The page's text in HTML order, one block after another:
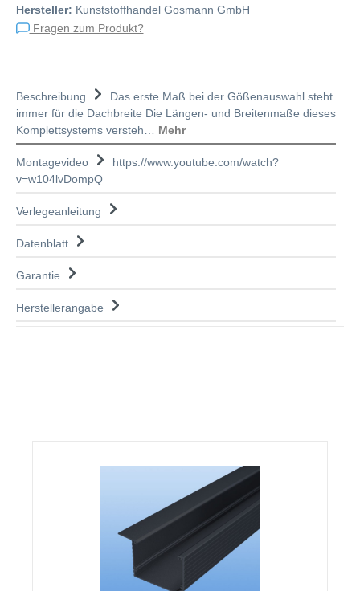
Hersteller: Kunststoffhandel Gosmann GmbH
Fragen zum Produkt?
Beschreibung
Das erste Maß bei der Gößenauswahl steht
immer für die Dachbreite Die Längen- und Breitenmaße dieses
Komplettsystems versteh… Mehr
Montagevideo
https://www.youtube.com/watch?
v=w104lvDompQ
Verlegeanleitung
Datenblatt
Garantie
Herstellerangabe